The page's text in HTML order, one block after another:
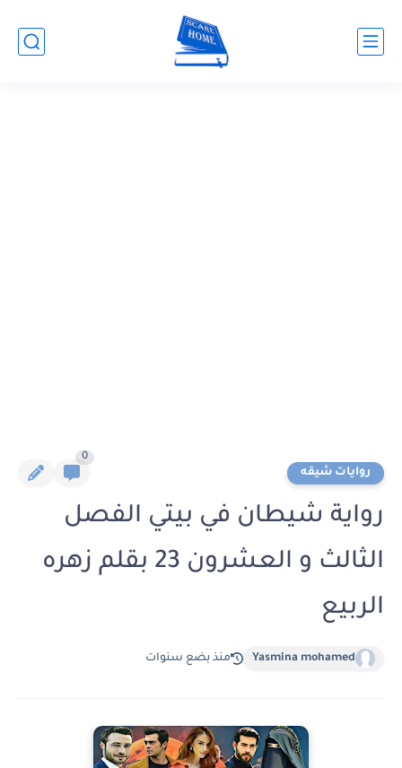
روايات شيقه
0
رواية شيطان في بيتي الفصل
الثالث و العشرون 23 بقلم زهره
الربيع
Yasmina mohamed منذ بضع سنوات